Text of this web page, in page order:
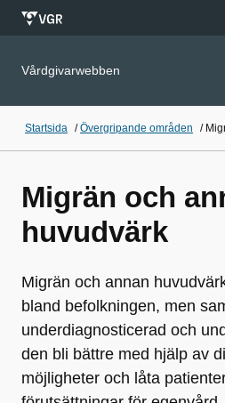
Vårdgivarwebben
Startsida /Övergripande områden /
Migrän och
huvudvärk
Migrän och annan
bland befolkningen, men
underdiagnosticerad och
den bli bättre med hjälp av
möjligheter och låta